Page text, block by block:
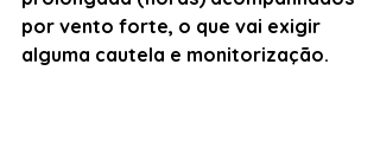
por vento forte, o que vai exigir
alguma cautela e monitorização.